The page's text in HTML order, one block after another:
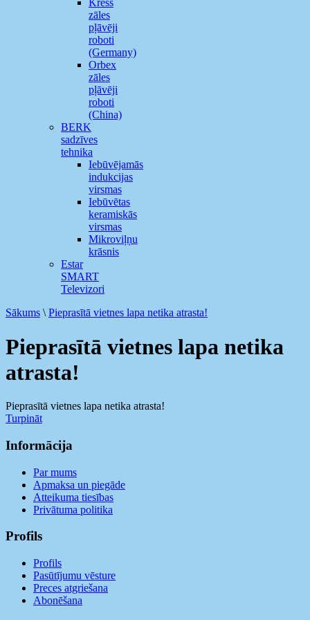
Kress
zāles
pļāvēji
roboti
(Germany)
Orbex
zāles
pļāvēji
roboti
(China)
BERK
sadzīves
tehnika
Iebūvējamās
indukcijas
virsmas
Iebūvētas
keramiskās
virsmas
Mikroviļņu
krāsnis
Estar
SMART
Televizori
Sākums \ Pieprasītā vietnes lapa netika atrasta!
Pieprasītā vietnes lapa netika
atrasta!
Pieprasītā vietnes lapa netika atrasta!
Turpināt
Informācija
Par mums
Apmaksa un piegāde
Atteikuma tiesības
Privātuma politika
Profils
Profils
Pasūtījumu vēsture
Preces atgriešana
Abonēšana